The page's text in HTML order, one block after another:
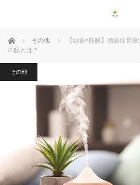
ホーム その他
【頭蓋×筋膜】頭蓋仙骨
の筋とは？
その他